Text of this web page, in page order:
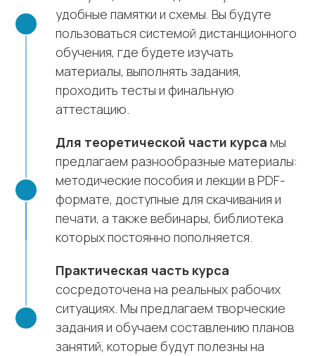
удобные памятки и схемы. Вы будуте
пользоваться системой дистанционного
обучения, где будете изучать
материалы, выполнять задания,
проходить тесты и финальную
аттестацию.
Для теоретической части курса мы
предлагаем разнообразные материалы:
методические пособия и лекции в PDF-
формате, доступные для скачивания и
печати, а также вебинары, библиотека
которых постоянно пополняется.
Практическая часть курса
сосредоточена на реальных рабочих
ситуациях. Мы предлагаем творческие
задания и обучаем составлению планов
занятий, которые будут полезны на